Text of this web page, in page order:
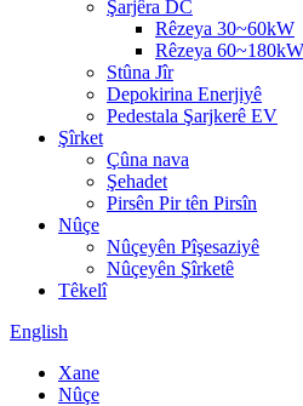
Şarjêra DC
Rêzeya 30~60kW
Rêzeya 60~180kW
Stûna Jîr
Depokirina Enerjiyê
Pedestala Şarjkerê EV
Şîrket
Çûna nava
Şehadet
Pirsên Pir tên Pirsîn
Nûçe
Nûçeyên Pîşesaziyê
Nûçeyên Şîrketê
Têkelî
English
Xane
Nûçe